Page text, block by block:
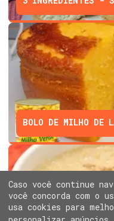
BOLO DE MILHO DE
Caso você continue
você concorda com o
usa cookies para